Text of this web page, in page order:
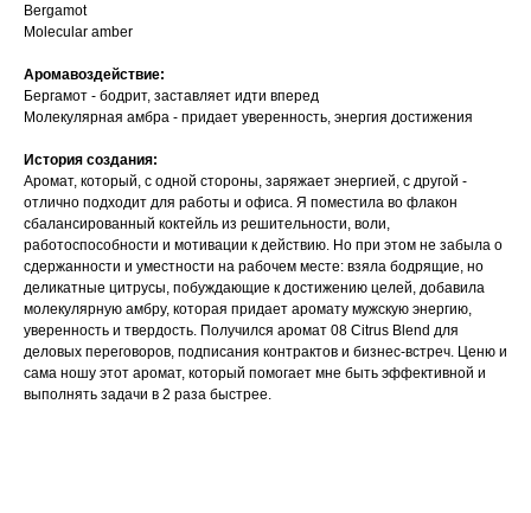
Bergamot
Molecular amber
Аромавоздействие:
Бергамот - бодрит, заставляет идти вперед
Молекулярная амбра - придает уверенность, энергия достижения
История создания:
Аромат, который, с одной стороны, заряжает энергией, с другой -
отлично подходит для работы и офиса. Я поместила во флакон
сбалансированный коктейль из решительности, воли,
работоспособности и мотивации к действию. Но при этом не забыла о
сдержанности и уместности на рабочем месте: взяла бодрящие, но
деликатные цитрусы, побуждающие к достижению целей, добавила
молекулярную амбру, которая придает аромату мужскую энергию,
уверенность и твердость. Получился аромат 08 Citrus Blend для
деловых переговоров, подписания контрактов и бизнес-встреч. Ценю и
сама ношу этот аромат, который помогает мне быть эффективной и
выполнять задачи в 2 раза быстрее.